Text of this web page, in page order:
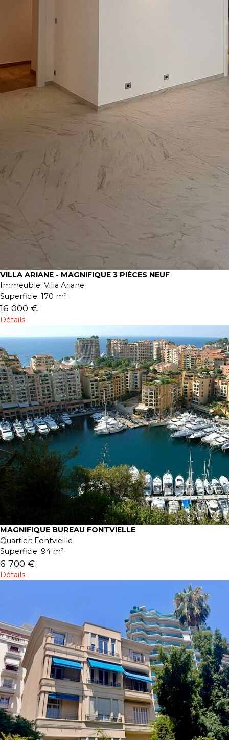
VILLA ARIANE - MAGNIFIQUE 3 PIÈCES NEUF
Immeuble: Villa Ariane
Superficie: 170 m²
16 000 €
Détails
MAGNIFIQUE BUREAU FONTVIELLE
Quartier: Fontvieille
Superficie: 94 m²
6 700 €
Détails